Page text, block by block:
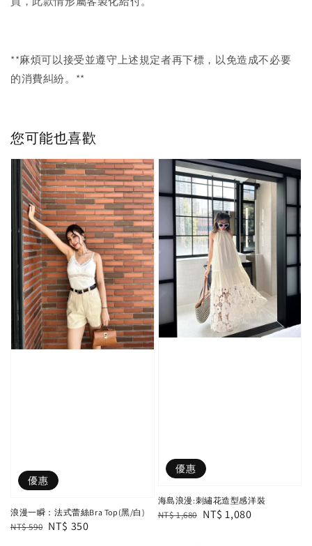
**麻煩可以接受並遵守上述規定者再下標，以免造成不必要
的消費糾紛。**
您可能也喜歡
優惠
浪漫一瞬：法式蕾絲Bra Top(黑/白)
Regular
NT$ 590 Sale
NT$ 350
優惠
海島浪漫:刺繡花造型感洋裝
Regular
NT$ 1,680 Sale
NT$ 1,080